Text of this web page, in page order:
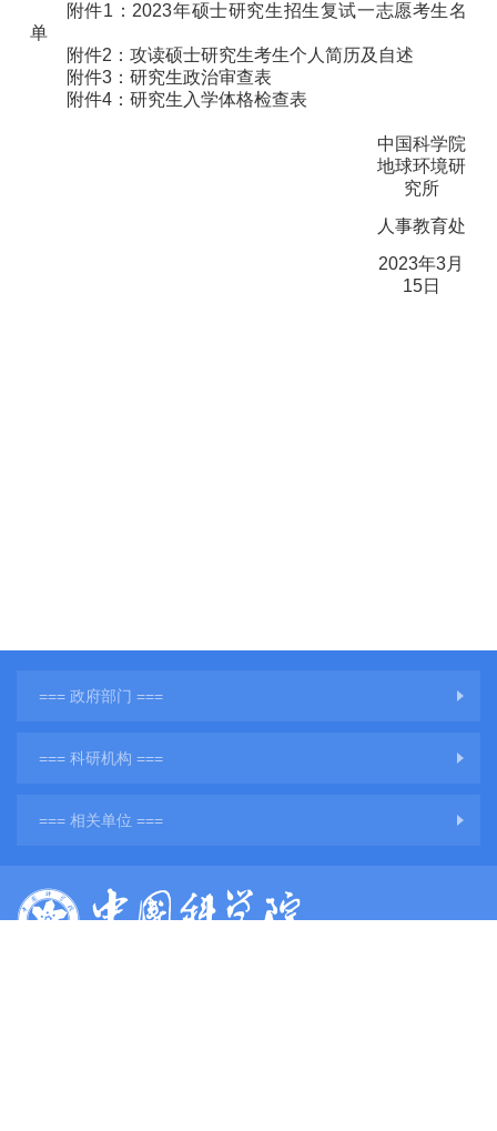
附件1 ： 2023年硕士研究生招生复试一志愿考生名
单
附件2 ： 攻读硕士研究生考生个人简历及自述
附件3：研究生政治审查表
附件4：研究生入学体格检查表
中国科学院
地球环境研
究所
人 事教育处
2023年3月
15日
=== 政府部门 ===
=== 科研机构 ===
=== 相关单位 ===